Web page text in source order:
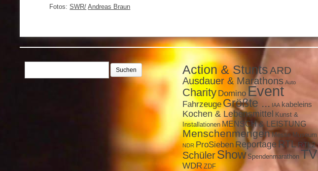
Fotos:SWR/ Andreas Braun
Suchen
Action & StuntsARD
Ausdauer & Marathons Auto
Charity DominoEvent
Fahrzeuge Größte ... IAA kabeleins
Kochen & Lebensmittel
Kunst &
Installationen MENSCH & LEISTUNG
Menschenmengen Messe Museum
NDR ProSieben Reportage RTL RTL2
SchülerShow Spendenmarathon TV
WDR ZDF